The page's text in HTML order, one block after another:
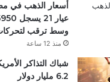
أسعار الذهب في
وسط ترقب
منذ 12 ساعة
شباك التذاكر
6.2 مليار دولار